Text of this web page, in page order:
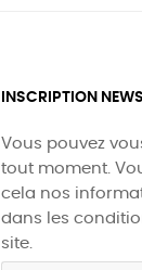
INSCRIPTION
Vous pouvez
tout moment.
cela nos
dans les
site.